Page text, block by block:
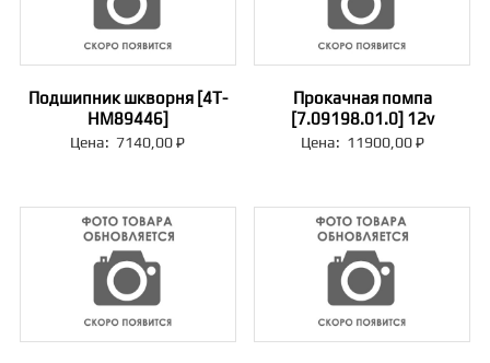
Подшипник шкворня [4T-
HM89446]
Цена: 7140,00₽
Прокачная помпа
[7.09198.01.0] 12v
Цена: 11900,00₽